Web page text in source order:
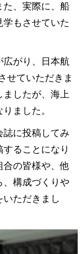
た、実際に、船
もさせていた
がり、日本航
せていただきま
ましたが、海上
ました。
に投稿してみ
ることになり
合の皆様や、他
、構成づくりや
ただきまし